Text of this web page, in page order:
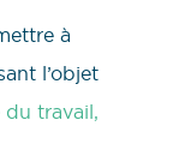
à
l’objet
du travail,